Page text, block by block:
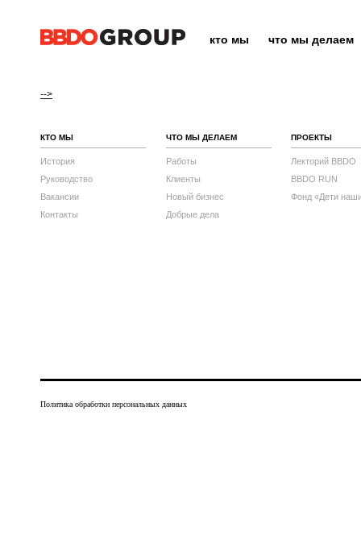
кто мы что мы делаем
-->
КТО МЫ
История
Руководство
Вакансии
Контакты
ЧТО МЫ ДЕЛАЕМ
Работы
Клиенты
Новый бизнес
Добрые дела
ПРОЕКТЫ
Лекторий BBDO
BBDO RUN
Фонд «Дети
Политика обработки персональных данных